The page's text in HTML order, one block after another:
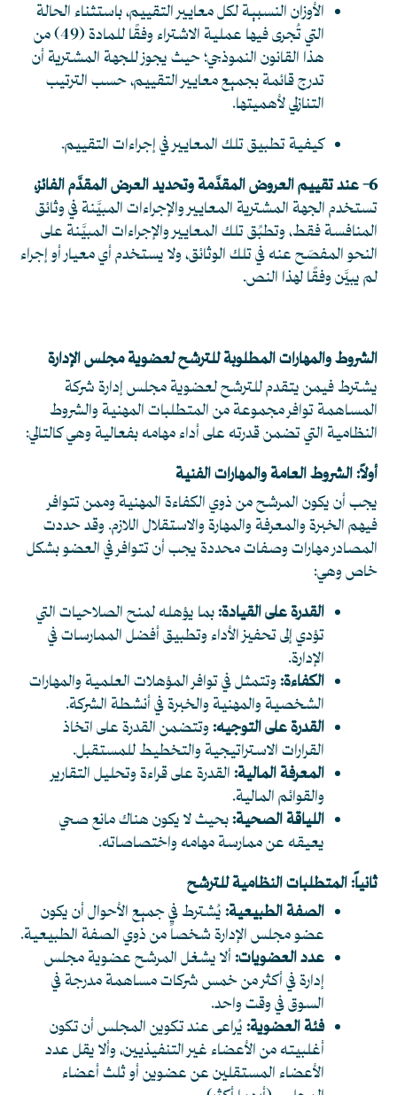
الأوزان النسبية لكل معايير التقييم، باستثناء الحالة
التي تُجرى فيها عملية الاشتراء وفقًا للمادة (49) من
هذا القانون النموذجي؛ حيث يجوز للجهة المشترية أن
تدرج قائمة بجميع معايير التقييم، حسب الترتيب
التنازلي لأهميتها.
كيفية تطبيق تلك المعايير في إجراءات التقييم.
6- عند تقييم العروض المقدَّمة وتحديد العرض المقدَّم الفائز،
تستخدم الجهة المشترية المعايير والإجراءات المبيَّنة في وثائق
المنافسة فقط، وتطبِّق تلك المعايير والإجراءات المبيَّنة على
النحو المفصَح عنه في تلك الوثائق، ولا يستخدم أي معيار أو إجراء
لم يبيَّن وفقًا لهذا النص.
الشروط والمهارات المطلوبة للترشح لعضوية مجلس الإدارة
يشترط فيمن يتقدم للترشح لعضوية مجلس إدارة شركة
المساهمة توافر مجموعة من المتطلبات المهنية والشروط
النظامية التي تضمن قدرته على أداء مهامه بفعالية وهي كالتالي:
أولاً: الشروط العامة والمهارات الفنية
يجب أن يكون المرشح من ذوي الكفاءة المهنية وممن تتوافر
فيهم الخبرة والمعرفة والمهارة والاستقلال اللازم. وقد حددت
المصادر مهارات وصفات محددة يجب أن تتوافر في العضو بشكل
خاص وهي:
القدرة على القيادة:بما يؤهله لمنح الصلاحيات التي
تؤدي إلى تحفيز الأداء وتطبيق أفضل الممارسات في
الإدارة.
الكفاءة:وتتمثل في توافر المؤهلات العلمية والمهارات
الشخصية والمهنية والخبرة في أنشطة الشركة.
القدرة على التوجيه:وتتضمن القدرة على اتخاذ
القرارات الاستراتيجية والتخطيط للمستقبل.
المعرفة المالية:القدرة على قراءة وتحليل التقارير
والقوائم المالية.
اللياقة الصحية:بحيث لا يكون هناك مانع صحي
يعيقه عن ممارسة مهامه واختصاصاته.
ثانياً: المتطلبات النظامية للترشح
الصفة الطبيعية:يُشترط في جميع الأحوال أن يكون
عضو مجلس الإدارة شخصاً من ذوي الصفة الطبيعية.
عدد العضويات:ألا يشغل المرشح عضوية مجلس
إدارة في أكثر من خمس شركات مساهمة مدرجة في
السوق في وقت واحد.
فئة العضوية:يُراعى عند تكوين المجلس أن تكون
أغلبيته من الأعضاء غير التنفيذيين، وألا يقل عدد
الأعضاء المستقلين عن عضوين أو ثلث أعضاء